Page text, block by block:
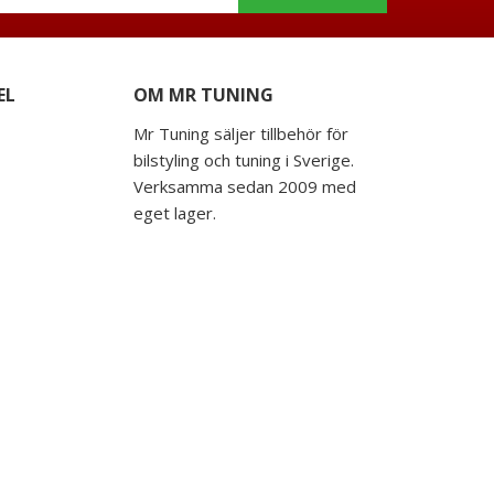
OM MR TUNING
Mr Tuning säljer tillbehör för
bilstyling och tuning i Sverige.
Verksamma sedan 2009 med
eget lager.